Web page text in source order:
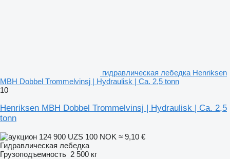
гидравлическая лебедка Henriksen
MBH Dobbel Trommelvinsj | Hydraulisk | Ca. 2,5 tonn
10
Henriksen MBH Dobbel Trommelvinsj | Hydraulisk | Ca. 2,5
tonn
124 900 UZS 100 NOK ≈ 9,10 €
Гидравлическая лебедка
Грузоподъемность 2 500 кг